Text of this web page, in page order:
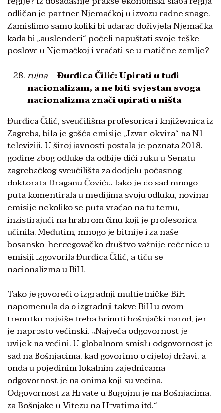
odličan je partner Njemačkoj u izvozu radne snage.
Zamislimo samo koliki bi udarac doživjela Njemačka
kada bi „auslenderi“ počeli napuštati svoje teške
poslove u Njemačkoj i vraćati se u matične zemlje?
rujna–Đurđica Čilić: Upirati u tuđi
nacionalizam, a ne biti svjestan svoga
nacionalizma znači upirati u ništa
Đurđica Čilić, sveučilišna profesorica i književnica iz
Zagreba, bila je gošća emisije „Izvan okvira“ na N1
televiziji. U široj javnosti postala je poznata 2018.
godine zbog odluke da odbije dići ruku u Senatu
zagrebačkog sveučilišta za dodjelu počasnog
doktorata Draganu Čoviću. Iako je do sad mnogo
puta komentirala u medijima svoju odluku, novinar
emisije nekoliko se puta vraćao na tu temu,
inzistirajući na hrabrom činu koji je profesorica
učinila. Međutim, mnogo je bitnije i za naše
bosansko-hercegovačko društvo važnije rečenice u
emisiji izgovorila Đurđica Čilić, a tiču se
nacionalizma u BiH.
Tako je govoreći o izgradnji multietničke BiH
napomenula da o izgradnji takve BiH u ovom
trenutku najviše treba brinuti bošnjački narod, jer
je naprosto većinski. „Najveća odgovornost je
uvijek na većini. U globalnom smislu odgovornost je
sad na Bošnjacima, kad govorimo o cijeloj državi, a
onda u pojedinim lokalnim zajednicama
odgovornost je na onima koji su većina.
Odgovornost za Hrvate u Bugojnu je na Bošnjacima,
za Bošnjake u Vitezu na Hrvatima itd.“